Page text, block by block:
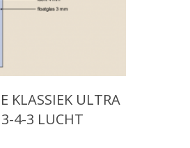
KLASSIEK ULTRA
4-3 LUCHT